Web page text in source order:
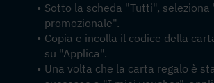
Sotto la scheda "Tutti",
promozionale".
Copia e incolla il codice della
su "Applica".
Una volta che la carta regalo è